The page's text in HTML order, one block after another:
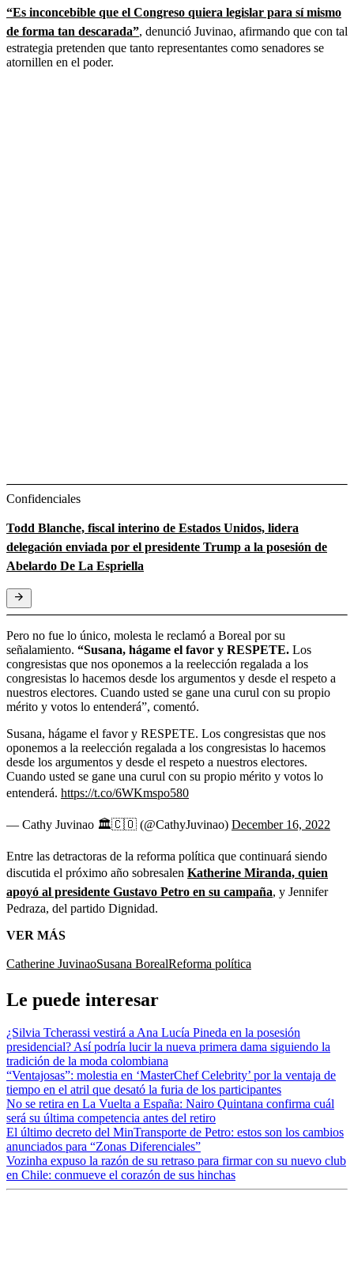
“Es inconcebible que el Congreso quiera legislar para sí mismo
de forma tan descarada”, denunció Juvinao, afirmando que con tal
estrategia pretenden que tanto representantes como senadores se
atornillen en el poder.
Confidenciales
Todd Blanche, fiscal interino de Estados Unidos, lidera
delegación enviada por el presidente Trump a la posesión de
Abelardo De La Espriella
Pero no fue lo único, molesta le reclamó a Boreal por su
señalamiento. “Susana, hágame el favor y RESPETE. Los
congresistas que nos oponemos a la reelección regalada a los
congresistas lo hacemos desde los argumentos y desde el respeto a
nuestros electores. Cuando usted se gane una curul con su propio
mérito y votos lo entenderá”, comentó.
Susana, hágame el favor y RESPETE. Los congresistas que nos
oponemos a la reelección regalada a los congresistas lo hacemos
desde los argumentos y desde el respeto a nuestros electores.
Cuando usted se gane una curul con su propio mérito y votos lo
entenderá. https://t.co/6WKmspo580
— Cathy Juvinao 🏛🇨🇴 (@CathyJuvinao) December 16, 2022
Entre las detractoras de la reforma política que continuará siendo
discutida el próximo año sobresalen Katherine Miranda, quien
apoyó al presidente Gustavo Petro en su campaña, y Jennifer
Pedraza, del partido Dignidad.
VER MÁS
Catherine JuvinaoSusana BorealReforma política
Le puede interesar
¿Silvia Tcherassi vestirá a Ana Lucía Pineda en la posesión
presidencial? Así podría lucir la nueva primera dama siguiendo la
tradición de la moda colombiana
“Ventajosas”: molestia en ‘MasterChef Celebrity’ por la ventaja de
tiempo en el atril que desató la furia de los participantes
No se retira en La Vuelta a España: Nairo Quintana confirma cuál
será su última competencia antes del retiro
El último decreto del MinTransporte de Petro: estos son los cambios
anunciados para “Zonas Diferenciales”
Vozinha expuso la razón de su retraso para firmar con su nuevo club
en Chile: conmueve el corazón de sus hinchas